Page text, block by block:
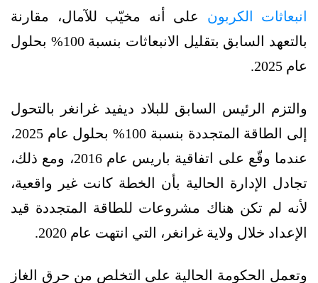
انبعاثات الكربون على أنه مخيّب للآمال، مقارنة
بالتعهد السابق بتقليل الانبعاثات بنسبة 100% بحلول
عام 2025.
والتزم الرئيس السابق للبلاد ديفيد غرانغر بالتحول
إلى الطاقة المتجددة بنسبة 100% بحلول عام 2025،
عندما وقّع على اتفاقية باريس عام 2016، ومع ذلك،
تجادل الإدارة الحالية بأن الخطة كانت غير واقعية،
لأنه لم تكن هناك مشروعات للطاقة المتجددة قيد
الإعداد خلال ولاية غرانغر، التي انتهت عام 2020.
وتعمل الحكومة الحالية على التخلص من حرق الغاز